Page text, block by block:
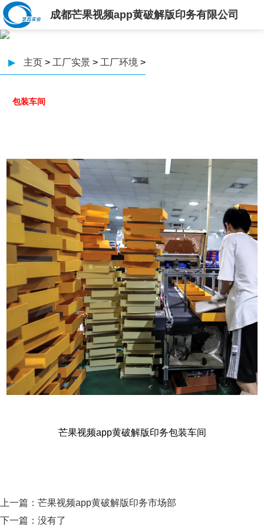
成都芒果视频app黄破解版印务有限公司
▶ 主页 > 工厂实景 > 工厂环境 >
包装车间
芒果视频app黄破解版印务包装车间
上一篇： 芒果视频app黄破解版印务市场部
下一篇：没有了